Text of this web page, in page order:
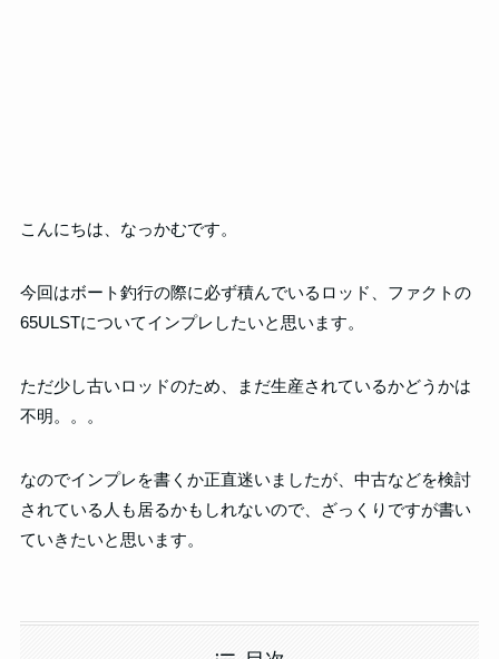
こんにちは、なっかむです。
今回はボート釣行の際に必ず積んでいるロッド、ファクトの
65ULSTについてインプレしたいと思います。
ただ少し古いロッドのため、まだ生産されているかどうかは
不明。。。
なのでインプレを書くか正直迷いましたが、中古などを検討
されている人も居るかもしれないので、ざっくりですが書い
ていきたいと思います。